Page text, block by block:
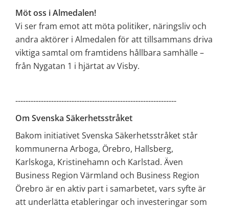
Möt oss i Almedalen!
Vi ser fram emot att möta politiker, näringsliv och
andra aktörer i Almedalen för att tillsammans driva
viktiga samtal om framtidens hållbara samhälle –
från Nygatan 1 i hjärtat av Visby.
---------------------------------------------------------------
Om Svenska Säkerhetsstråket
Bakom initiativet Svenska Säkerhetsstråket står
kommunerna Arboga, Örebro, Hallsberg,
Karlskoga, Kristinehamn och Karlstad. Även
Business Region Värmland och Business Region
Örebro är en aktiv part i samarbetet, vars syfte är
att underlätta etableringar och investeringar som